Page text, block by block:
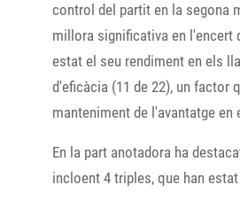
control del partit en la segona
millora significativa en l'encert
estat el seu rendiment en els
d'eficàcia (11 de 22), un factor
manteniment de l'avantatge en
En la part anotadora ha
incloent 4 triples, que han